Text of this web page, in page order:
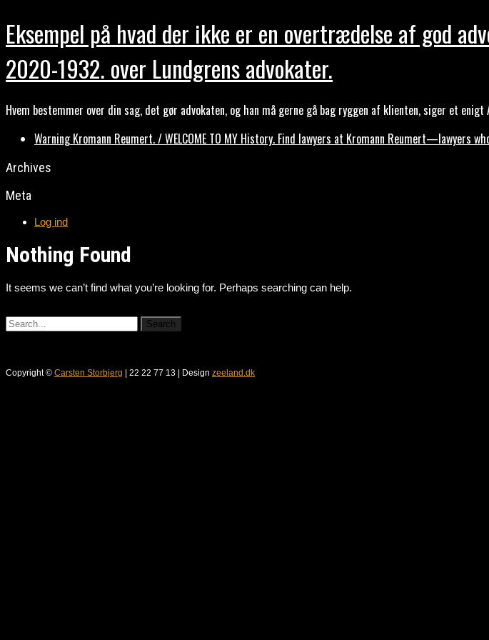
Eksempel på hvad der ikke er en overtrædelse af god
2020-1932. over Lundgrens advokater.
Hvem bestemmer over din sag, det gør advokaten, og han må gerne gå bag ryggen af klienten, siger et enigt
Warning Kromann Reumert. / WELCOME TO MY History. Find lawyers at Kromann
Archives
Meta
Log ind
Nothing Found
It seems we can’t find what you’re looking for. Perhaps searching can help.
Copyright © Carsten Storbjerg | 22 22 77 13 | Design zeeland.dk